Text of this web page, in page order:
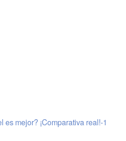
es mejor? ¡Comparativa real!-1